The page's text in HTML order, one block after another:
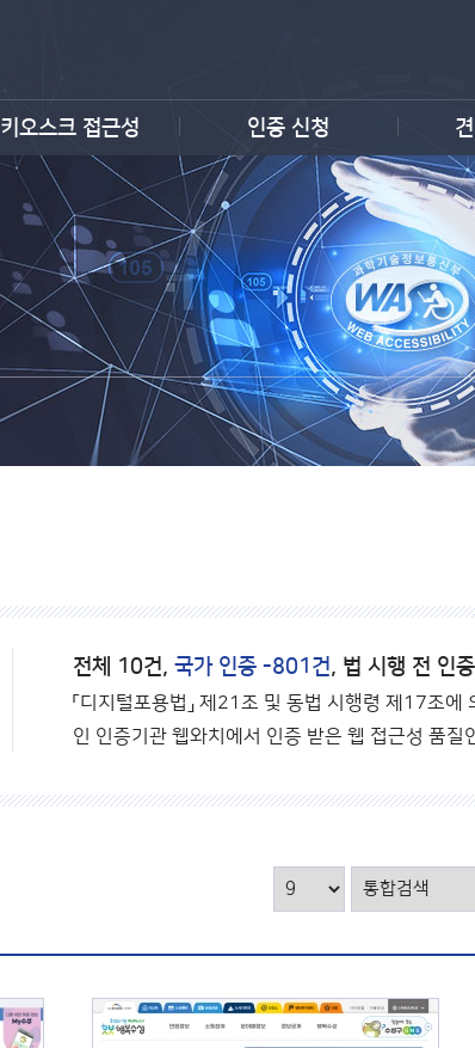
키오스크 접근성 인증 신청
전체 10건, 국가 인증 -801건, 법 시행 전 인
「디지털포용법」 제21조 및 동법 시행령 제17조
인 인증기관 웹와치에서 인증 받은 웹 접근성 품질